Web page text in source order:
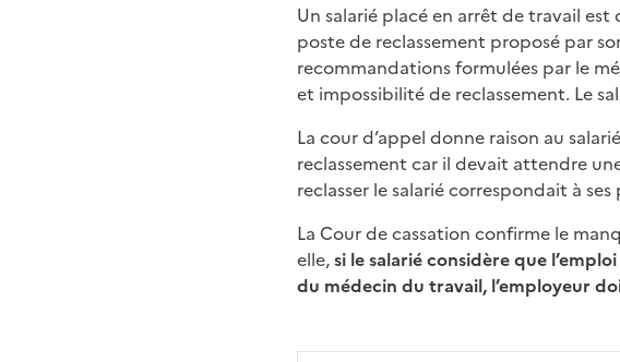
Un salarié placé en arrêt de travail
poste de reclassement proposé par
recommandations formulées par le
et impossibilité de reclassement. Le
La cour d’appel donne raison au
reclassement car il devait attendre
reclasser le salarié correspondait à
La Cour de cassation confirme le
elle,si le salarié considère que
du médecin du travail, l’employeur